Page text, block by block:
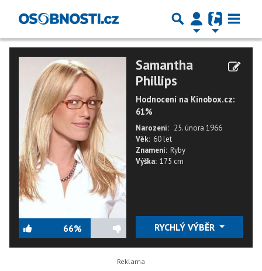
66%
Samantha
Phillips
Hodnocení na Kinobox.cz:
61%
Narození: 25. února 1966
Věk: 60 let
Znamení: Ryby
Výška: 175 cm
RYCHLÝ VÝBĚR